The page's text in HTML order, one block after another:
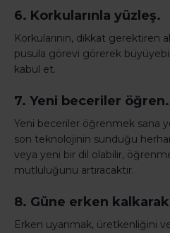
6. Korkularınla yüzleş.
Korkularının, dikkat gerektiren
pusula görevi görerek
kabul et.
7. Yeni beceriler öğren.
Yeni beceriler öğrenmek sana
son teknolojinin sunduğu
veya yeni bir dil olabilir,
mutluluğunu artıracaktır.
8. Güne erken
Erken uyanmak, üretkenliğini